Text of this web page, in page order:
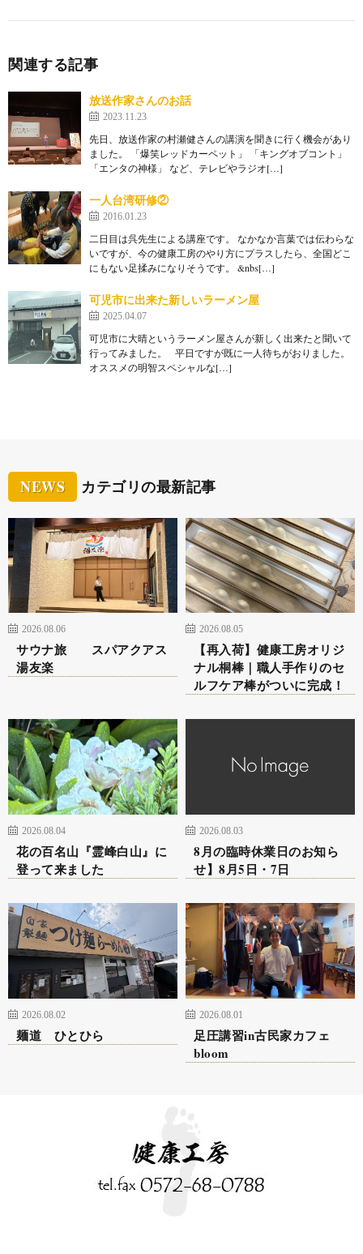
関連する記事
放送作家さんのお話
2023.11.23
先日、放送作家の村瀬健さんの講演を聞きに行く機会があり
ました。 「爆笑レッドカーペット」 「キングオブコント」
「エンタの神様」 など、テレビやラジオ[…]
一人台湾研修②
2016.01.23
二日目は呉先生による講座です。 なかなか言葉では伝わらな
いですが、今の健康工房のやり方にプラスしたら、全国どこ
にもない足揉みになりそうです。 &nbs[…]
可児市に出来た新しいラーメン屋
2025.04.07
可児市に大晴というラーメン屋さんが新しく出来たと聞いて
行ってみました。 平日ですが既に一人待ちがおりました。
オススメの明智スペシャルな[…]
NEWS カテゴリの最新記事
2026.08.06
サウナ旅 スパアクアス
湯友楽
2026.08.05
【再入荷】健康工房オリジ
ナル桐棒｜職人手作りのセ
ルフケア棒がついに完成！
2026.08.04
花の百名山『霊峰白山』に
登って来ました
2026.08.03
8月の臨時休業日のお知ら
せ】8月5日・7日
2026.08.02
麺道 ひとひら
2026.08.01
足圧講習in古民家カフェ
bloom